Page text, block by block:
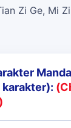
Zi Ge, Mi